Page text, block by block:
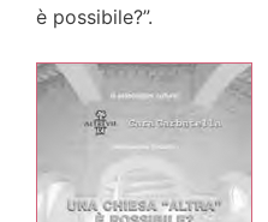
è possibile?”.